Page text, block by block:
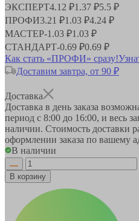
ЭКСПЕРТ4.12 ₽1.37 ₽5.5 ₽
ПРОФИ3.21 ₽1.03 ₽4.24 ₽
МАСТЕР-1.03 ₽1.03 ₽
СТАНДАРТ-0.69 ₽0.69 ₽
Как стать «ПРОФИ» сразу!
Доставим завтра, от 90 ₽
Доставка
Доставка в день заказа
период с 8:00 до 16:00, и весь
наличии. Стоимость доставки
оформлении заказа по вашему
В наличии
В корзину